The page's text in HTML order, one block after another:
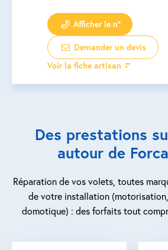
Afficher le n°
Demander un devis
Voir la fiche artisan
Des prestations
autour de
Réparation de vos volets, toutes
de votre installation
domotique) : des forfaits tout